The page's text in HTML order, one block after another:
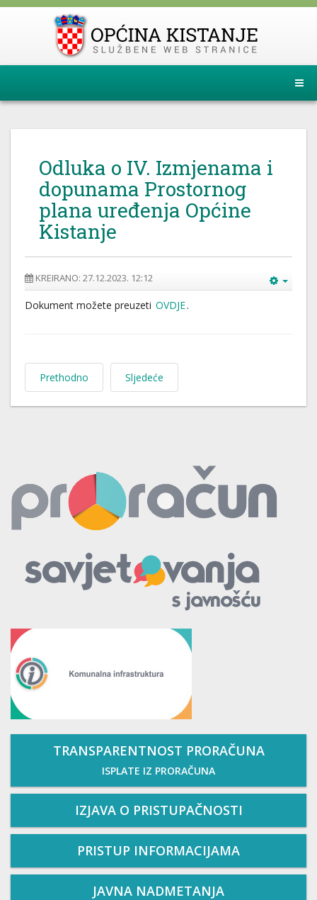
Odluka o IV. Izmjenama i
dopunama Prostornog
plana uređenja Općine
Kistanje
KREIRANO: 27.12.2023. 12:12
Dokument možete preuzeti OVDJE.
Prethodno Sljedeće
TRANSPARENTNOST PRORAČUNA
ISPLATE IZ PRORAČUNA
IZJAVA O PRISTUPAČNOSTI
PRISTUP INFORMACIJAMA
JAVNA NADMETANJA